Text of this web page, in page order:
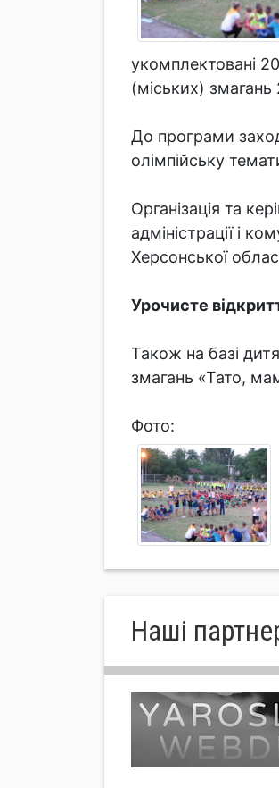
укомплектовані
(міських)
До програми
олімпійську
Організація та
адміністрації і
Херсонської
Урочисте
Також на базі
змагань «Тато,
Фото:
Нашi